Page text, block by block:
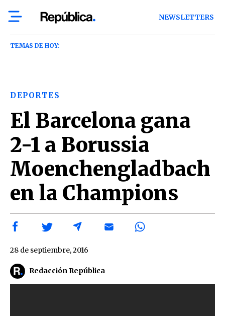
NEWSLETTERS
TEMAS DE HOY:
DEPORTES
El Barcelona gana
2-1 a Borussia
Moenchengladbach
en la Champions
Redacción República
28 de septiembre, 2016